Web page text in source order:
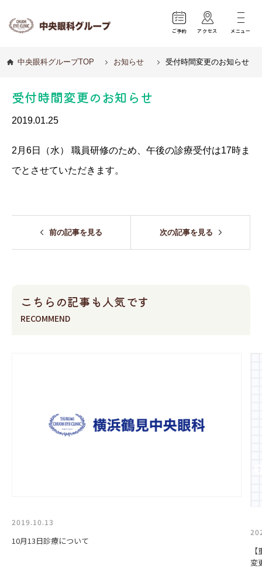
ご予約 アクセス メニュー
中央眼科グループTOP お知らせ 受付時間変更のお知らせ
受付時間変更のお知らせ
2019.01.25
2月6日（水） 職員研修のため、午後の診療受付は17時ま
でとさせていただきます。
前の記事を見る 次の記事を見る
こちらの記事も人気です
RECOMMEND
2019.10.13
10月13日診療について
変